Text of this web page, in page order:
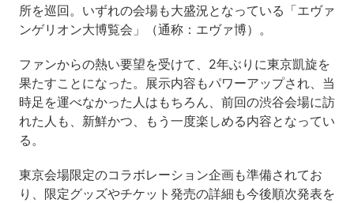
所を巡回。いずれの会場も大盛況となっている「エヴァ
ンゲリオン大博覧会」（通称：エヴァ博）。
ファンからの熱い要望を受けて、2年ぶりに東京凱旋を
果たすことになった。展示内容もパワーアップされ、当
時足を運べなかった人はもちろん、前回の渋谷会場に訪
れた人も、新鮮かつ、もう一度楽しめる内容となってい
る。
東京会場限定のコラボレーション企画も準備されてお
り、限定グッズやチケット発売の詳細も今後順次発表を